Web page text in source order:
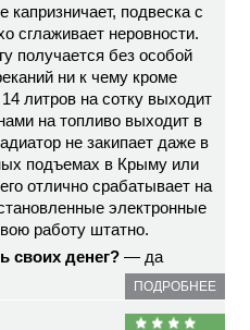
капризничает, подвеска с
сглаживает неровности.
получается без особой
ни к чему кроме
литров на сотку выходит
на топливо выходит в
не закипает даже в
подъемах в Крыму или
отлично срабатывает на
электронные
работу штатно.
своих денег? — да
ПОДРОБНЕЕ